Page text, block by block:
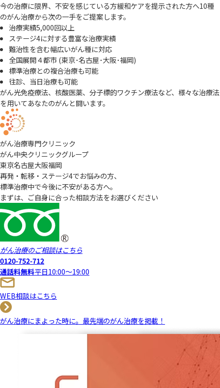
今の治療に限界、不安を感じている方緩和ケアを提示された方へ10種
のがん治療から次の一手をご提案します。
治療実績5,000回以上
ステージ4に対する豊富な治療実績
難治性を含む幅広いがん種に対応
全国展開４都市 (東京･名古屋･大阪･福岡)
標準治療との複合治療も可能
往診、当日治療も可能
がん光免疫療法、核酸医薬、分子標的ワクチン療法など、様々な治療法
を用いてあなたのがんと闘います。
がん治療専門クリニック
がん中央クリニックグループ
東京名古屋大阪福岡
再発・転移・ステージ4でお悩みの方、
標準治療中で今後に不安がある方へ。
まずは、ご自身に合った相談方法をお選びください
がん治療のご相談はこちら
0120-752-712
通話料無料平日10:00～19:00
WEB相談はこちら
がん治療にまよった時に。 最先端のがん治療を掲載！